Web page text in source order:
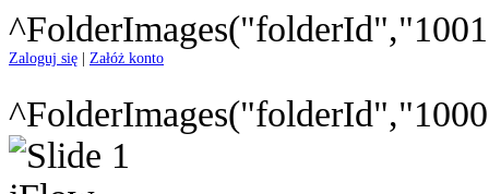
Zaloguj się Załóż konto